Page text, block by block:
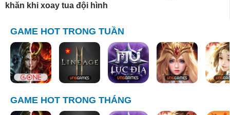
khăn khi xoay tua đội hình
GAME HOT TRONG TUẦN
GAME HOT TRONG THÁNG